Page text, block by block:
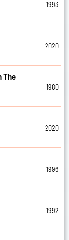
1993
2020
The
1980
2020
1996
1992